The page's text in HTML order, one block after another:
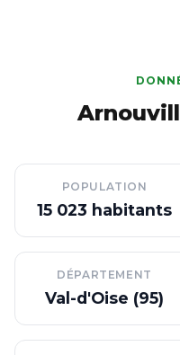
POPULATION
15 023 habitants
DÉPARTEMENT
Val-d'Oise (95)